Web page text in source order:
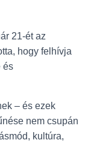
21-ét az
hogy felhívja
és
– és ezek
nem csupán
kultúra,